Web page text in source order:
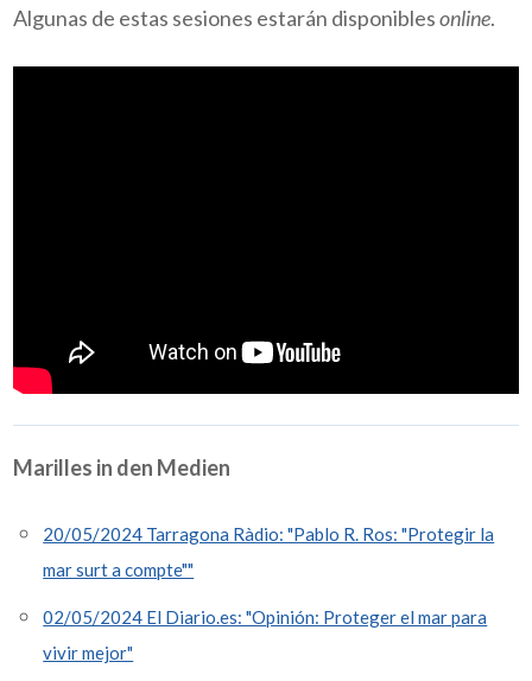
Algunas de estas sesiones estarán disponiblesonline.
Marilles in den Medien
20/05/2024 Tarragona Ràdio: "Pablo R. Ros: "Protegir la
mar surt a compte""
02/05/2024 El Diario.es: "Opinión: Proteger el mar para
vivir mejor"